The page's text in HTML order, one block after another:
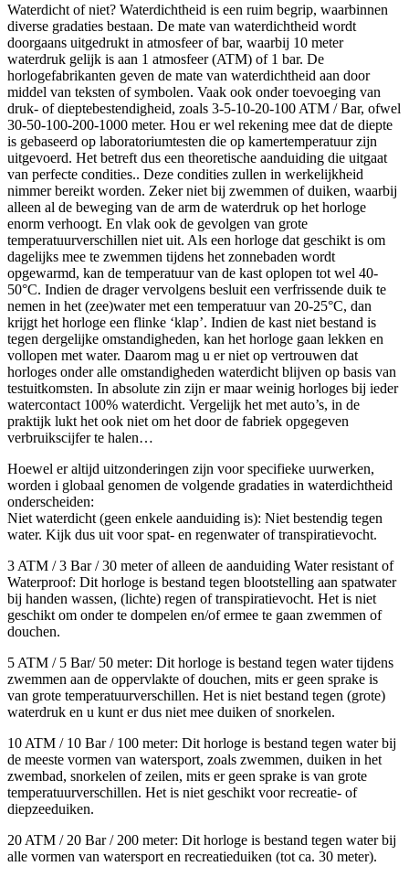
Waterdicht of niet? Waterdichtheid is een ruim begrip, waarbinnen
diverse gradaties bestaan. De mate van waterdichtheid wordt
doorgaans uitgedrukt in atmosfeer of bar, waarbij 10 meter
waterdruk gelijk is aan 1 atmosfeer (ATM) of 1 bar. De
horlogefabrikanten geven de mate van waterdichtheid aan door
middel van teksten of symbolen. Vaak ook onder toevoeging van
druk- of dieptebestendigheid, zoals 3-5-10-20-100 ATM / Bar, ofwel
30-50-100-200-1000 meter. Hou er wel rekening mee dat de diepte
is gebaseerd op laboratoriumtesten die op kamertemperatuur zijn
uitgevoerd. Het betreft dus een theoretische aanduiding die uitgaat
van perfecte condities.. Deze condities zullen in werkelijkheid
nimmer bereikt worden. Zeker niet bij zwemmen of duiken, waarbij
alleen al de beweging van de arm de waterdruk op het horloge
enorm verhoogt. En vlak ook de gevolgen van grote
temperatuurverschillen niet uit. Als een horloge dat geschikt is om
dagelijks mee te zwemmen tijdens het zonnebaden wordt
opgewarmd, kan de temperatuur van de kast oplopen tot wel 40-
50°C. Indien de drager vervolgens besluit een verfrissende duik te
nemen in het (zee)water met een temperatuur van 20-25°C, dan
krijgt het horloge een flinke ‘klap’. Indien de kast niet bestand is
tegen dergelijke omstandigheden, kan het horloge gaan lekken en
vollopen met water. Daarom mag u er niet op vertrouwen dat
horloges onder alle omstandigheden waterdicht blijven op basis van
testuitkomsten. In absolute zin zijn er maar weinig horloges bij ieder
watercontact 100% waterdicht. Vergelijk het met auto’s, in de
praktijk lukt het ook niet om het door de fabriek opgegeven
verbruikscijfer te halen…
Hoewel er altijd uitzonderingen zijn voor specifieke uurwerken,
worden i globaal genomen de volgende gradaties in waterdichtheid
onderscheiden:
Niet waterdicht (geen enkele aanduiding is): Niet bestendig tegen
water. Kijk dus uit voor spat- en regenwater of transpiratievocht.
3 ATM / 3 Bar / 30 meter of alleen de aanduiding Water resistant of
Waterproof: Dit horloge is bestand tegen blootstelling aan spatwater
bij handen wassen, (lichte) regen of transpiratievocht. Het is niet
geschikt om onder te dompelen en/of ermee te gaan zwemmen of
douchen.
5 ATM / 5 Bar/ 50 meter: Dit horloge is bestand tegen water tijdens
zwemmen aan de oppervlakte of douchen, mits er geen sprake is
van grote temperatuurverschillen. Het is niet bestand tegen (grote)
waterdruk en u kunt er dus niet mee duiken of snorkelen.
10 ATM / 10 Bar / 100 meter: Dit horloge is bestand tegen water bij
de meeste vormen van watersport, zoals zwemmen, duiken in het
zwembad, snorkelen of zeilen, mits er geen sprake is van grote
temperatuurverschillen. Het is niet geschikt voor recreatie- of
diepzeeduiken.
20 ATM / 20 Bar / 200 meter: Dit horloge is bestand tegen water bij
alle vormen van watersport en recreatieduiken (tot ca. 30 meter).